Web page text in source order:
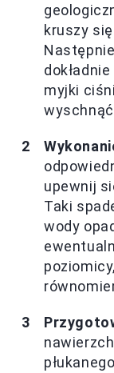
kruszy
myjki
upewnij
Taki
wody